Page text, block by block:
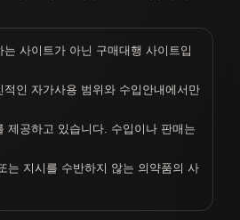
사이트가 아닌 구매대행 사이트입
인 자가사용 범위와 수입안내에서만
제공하고 있습니다. 수입이나 판매는
는 지시를 수반하지 않는 의약품의 사